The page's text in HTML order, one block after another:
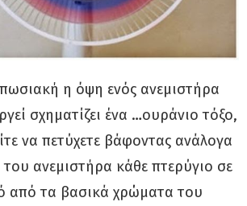
η όψη ενός ανεμιστήρα
σχηματίζει ένα …ουράνιο τόξο,
να πετύχετε βάφοντας ανάλογα
ανεμιστήρα κάθε πτερύγιο σε
από τα βασικά χρώματα του